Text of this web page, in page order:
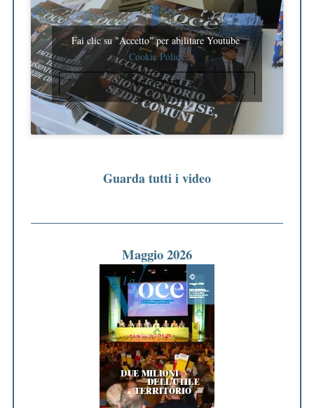
Fai clic su "Accetto" per abilitare Youtube
Cookie Policy
ACCETTO
Guarda tutti i video
Maggio 2026